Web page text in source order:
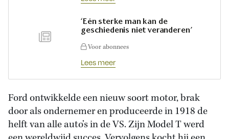
‘Eén sterke man kan de
geschiedenis niet veranderen’
Voor abonnees
Lees meer
Ford ontwikkelde een nieuw soort motor, brak
door als ondernemer en produceerde in 1918 de
helft van alle auto’s in de VS. Zijn Model T werd